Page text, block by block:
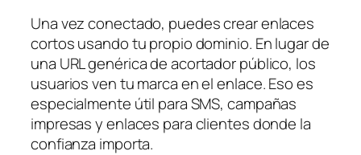
Una vez conectado, puedes crear enlaces
cortos usando tu propio dominio. En lugar de
una URL genérica de acortador público, los
usuarios ven tu marca en el enlace. Eso es
especialmente útil para SMS, campañas
impresas y enlaces para clientes donde la
confianza importa.